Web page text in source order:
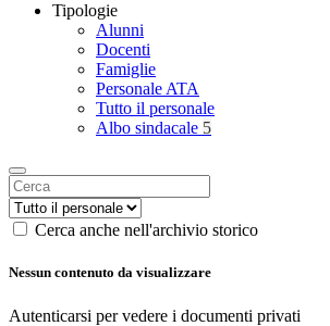
Tipologie
Alunni
Docenti
Famiglie
Personale ATA
Tutto il personale
Albo sindacale 5
Cerca anche nell'archivio storico
Nessun contenuto da visualizzare
Autenticarsi per vedere i documenti privati